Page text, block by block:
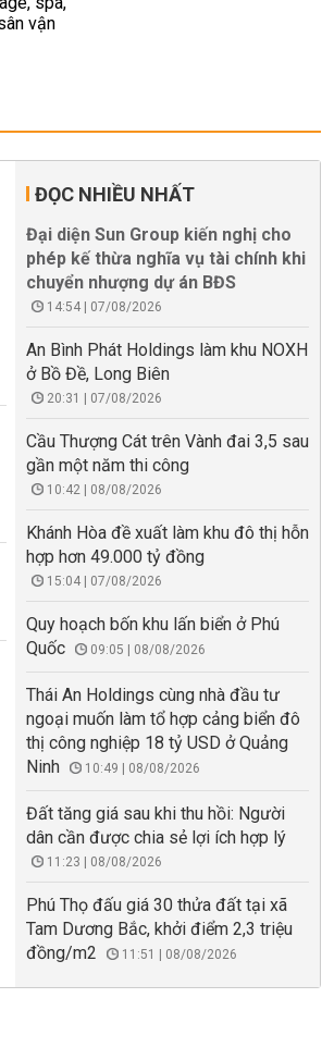
ĐỌC NHIỀU NHẤT
Đại diện Sun Group kiến nghị cho
phép kế thừa nghĩa vụ tài chính khi
chuyển nhượng dự án BĐS
14:54 | 07/08/2026
An Bình Phát Holdings làm khu NOXH
ở Bồ Đề, Long Biên
20:31 | 07/08/2026
Cầu Thượng Cát trên Vành đai 3,5 sau
gần một năm thi công
10:42 | 08/08/2026
Khánh Hòa đề xuất làm khu đô thị hỗn
hợp hơn 49.000 tỷ đồng
15:04 | 07/08/2026
Quy hoạch bốn khu lấn biển ở Phú
Quốc
09:05 | 08/08/2026
Thái An Holdings cùng nhà đầu tư
ngoại muốn làm tổ hợp cảng biển đô
thị công nghiệp 18 tỷ USD ở Quảng
Ninh
10:49 | 08/08/2026
Đất tăng giá sau khi thu hồi: Người
dân cần được chia sẻ lợi ích hợp lý
11:23 | 08/08/2026
Phú Thọ đấu giá 30 thửa đất tại xã
Tam Dương Bắc, khởi điểm 2,3 triệu
đồng/m2
11:51 | 08/08/2026